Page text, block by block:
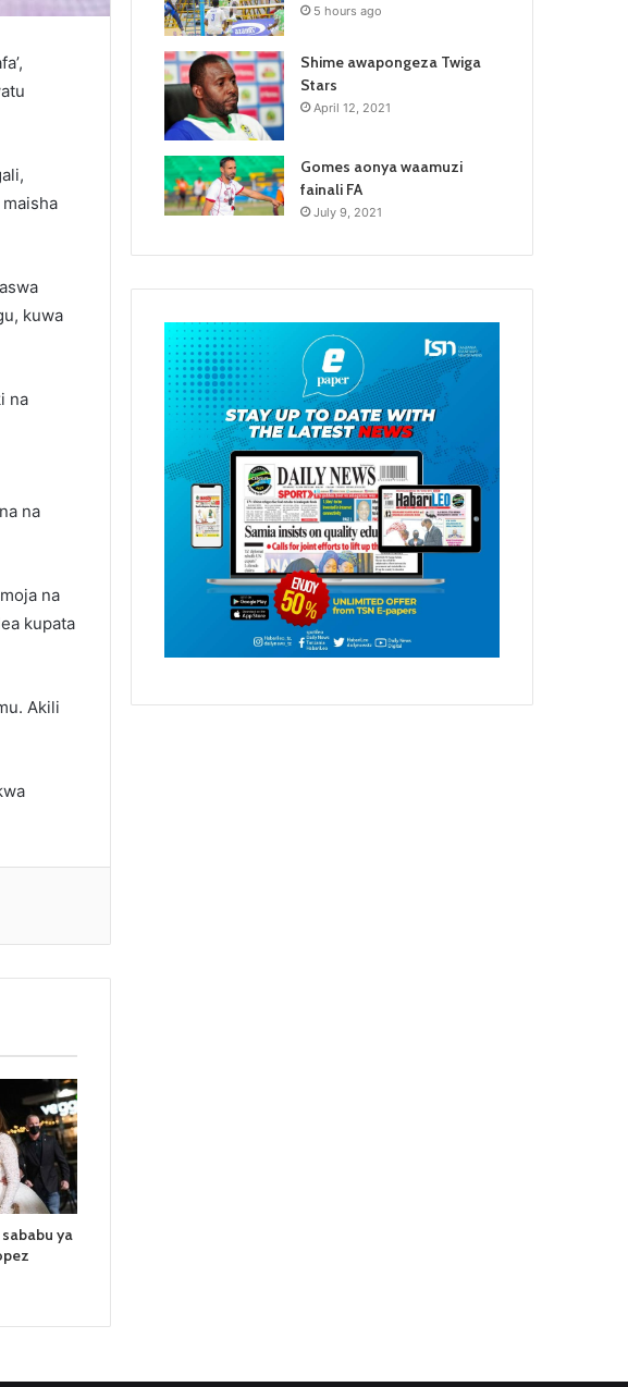
kuwa
na
na
na
kupata
Akili
ya
5 hours ago
Shime awapongeza Twiga
Stars
April 12, 2021
Gomes aonya waamuzi
fainali FA
July 9, 2021